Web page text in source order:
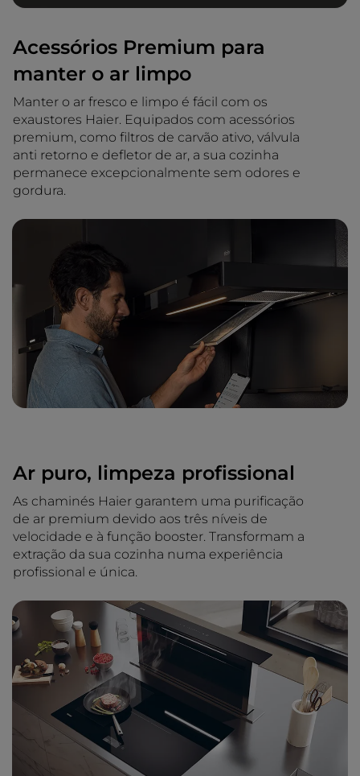
Acessórios Premium para
manter o ar limpo
Manter o ar fresco e limpo é fácil com os
exaustores Haier. Equipados com acessórios
premium, como filtros de carvão ativo, válvula
anti retorno e defletor de ar, a sua cozinha
permanece excepcionalmente sem odores e
gordura.
Ar puro, limpeza profissional
As chaminés Haier garantem uma purificação
de ar premium devido aos três níveis de
velocidade e à função booster. Transformam a
extração da sua cozinha numa experiência
profissional e única.